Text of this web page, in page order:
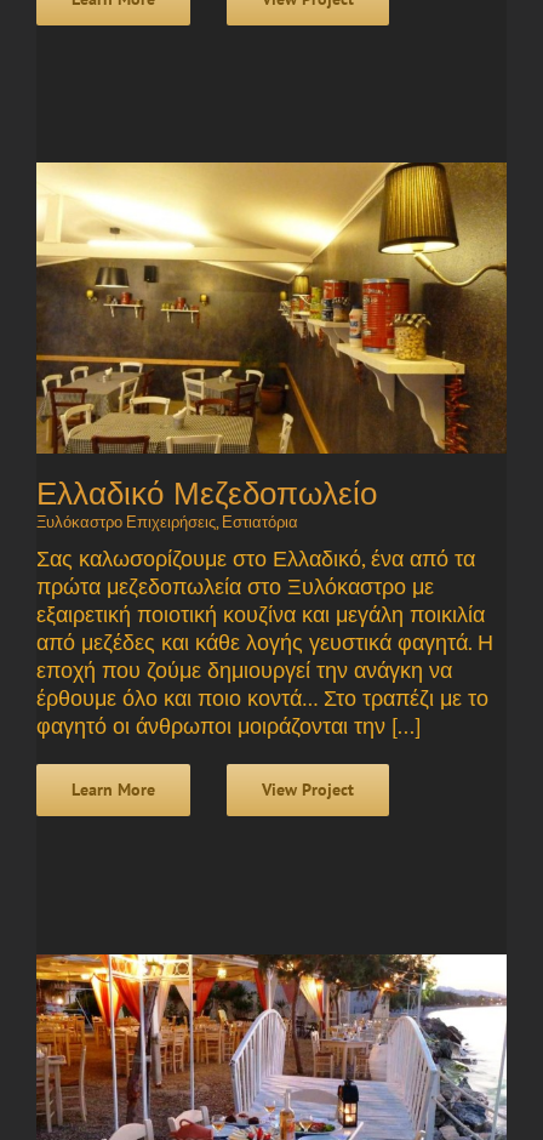
Ελλαδικό Μεζεδοπωλείο
Ξυλόκαστρο Επιχειρήσεις,Εστιατόρια
Σας καλωσορίζουμε στο Ελλαδικό, ένα από τα
πρώτα μεζεδοπωλεία στο Ξυλόκαστρο με
εξαιρετική ποιοτική κουζίνα και μεγάλη ποικιλία
από μεζέδες και κάθε λογής γευστικά φαγητά. Η
εποχή που ζούμε δημιουργεί την ανάγκη να
έρθουμε όλο και ποιο κοντά… Στο τραπέζι με το
φαγητό οι άνθρωποι μοιράζονται την [...]
Learn More View Project